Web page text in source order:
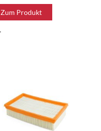
Zum Produkt